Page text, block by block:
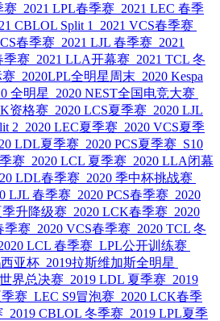
赛 2021 LPL春季赛 2021 LEC 春季
CBLOL Split 1
2021 VCS春季赛
春季赛 2021 LJL 春季赛 2021
季赛 2021 LLA开幕赛 2021 TCL 冬
2020LPL全明星周末 2020 Kespa
全明星
2020 NEST全国电竞大赛
资格赛 2020 LCS夏季赛 2020 LJL
2 2020 LEC夏季赛 2020 VCS夏季
LDL夏季赛 2020 PCS夏季赛 S10
赛 2020 LCL 夏季赛 2020 LLA闭幕
LDL春季赛 2020 季中杯挑战赛
LJL 春季赛 2020 PCS春季赛 2020
升降级赛 2020 LCK春季赛 2020
季赛 2020 VCS春季赛 2020 TCL 冬
LCL 春季赛 LPL公开训练赛
亚杯 2019拉斯维加斯全明星
界总决赛 2019 LDL 夏季赛 2019
赛 LEC S9冒泡赛 2020 LCK春季
2019 CBLOL 冬季赛 2019 LPL夏季